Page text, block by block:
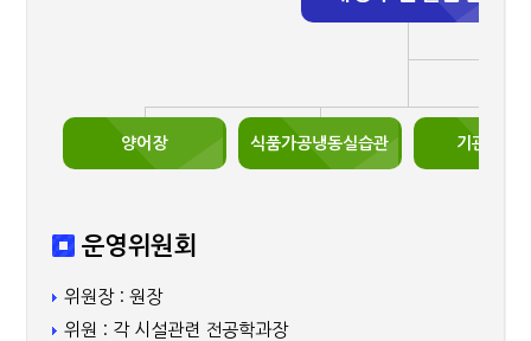
양어장 식품가공냉동실습관 기관실습
운영위원회
위원장 : 원장
위원 : 각 시설관련 전공학과장